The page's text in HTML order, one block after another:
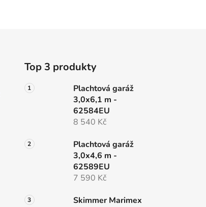
Top 3 produkty
Plachtová garáž
3,0x6,1 m -
62584EU
8 540 Kč
Plachtová garáž
3,0x4,6 m -
62589EU
7 590 Kč
Skimmer Marimex